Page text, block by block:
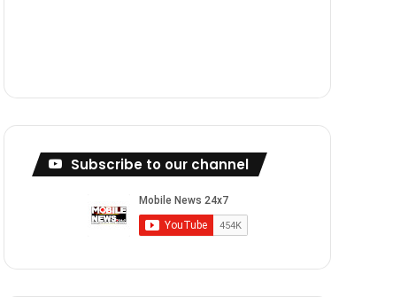
Subscribe to our channel